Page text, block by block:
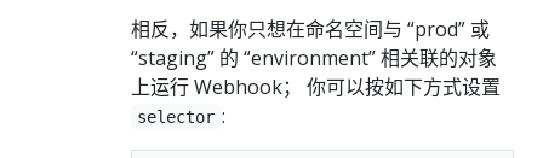
相反，如果你只想在命名空间与 “prod” 或
“staging” 的 “environment” 相关联的对象
上运行 Webhook； 你可以按如下方式设置
selector :